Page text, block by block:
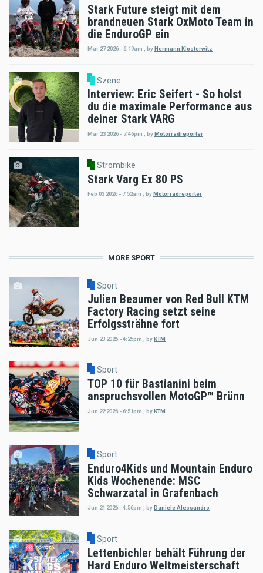
Stark Future steigt mit dem
brandneuen Stark OxMoto Team in
die EnduroGP ein
Mar 27 2026 - 6:19am byHermann Klosterwitz
Szene
Interview: Eric Seifert - So holst
du die maximale Performance aus
deiner Stark VARG
Mar 23 2026 - 7:46pm byMotorradreporter
Strombike
Stark Varg Ex 80 PS
Feb 03 2026 - 7:52am , by Motorradreporter
MORE SPORT
Sport
Julien Beaumer von Red Bull KTM
Factory Racing setzt seine
Erfolgssträhne fort
Jun 23 2026 - 4:25pm byKTM
Sport
TOP 10 für Bastianini beim
anspruchsvollen MotoGP™ Brünn
Jun 22 2026 - 6:51pm byKTM
Sport
Enduro4Kids und Mountain Enduro
Kids Wochenende: MSC
Schwarzatal in Grafenbach
Jun 21 2026 - 4:56pm , byDaniele Alessandro
Sport
Lettenbichler behält Führung der
Hard Enduro Weltmeisterschaft